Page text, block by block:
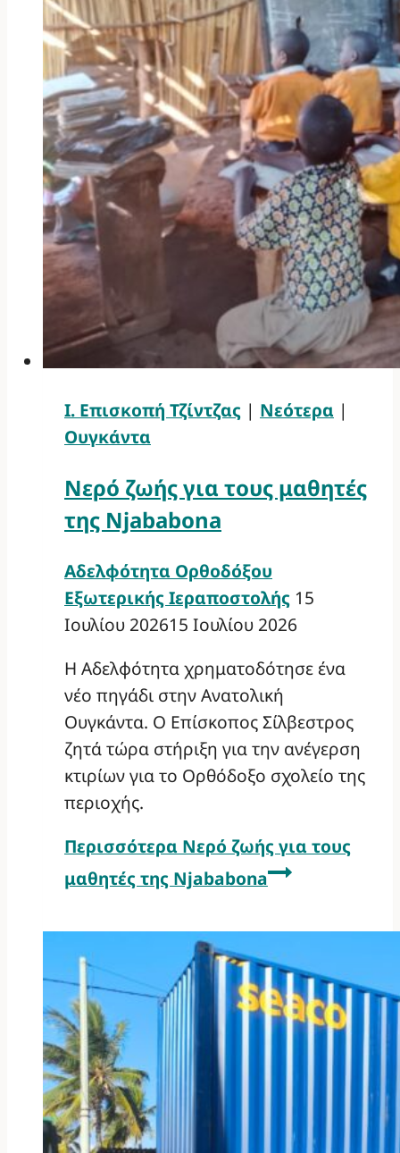
Ι. Επισκοπή Τζίντζας | Νεότερα |
Ουγκάντα
Νερό ζωής για τους μαθητές
της Njababona
Αδελφότητα Ορθοδόξου
Εξωτερικής Ιεραποστολής 15
Ιουλίου 202615 Ιουλίου 2026
Η Αδελφότητα χρηματοδότησε ένα
νέο πηγάδι στην Ανατολική
Ουγκάντα. Ο Επίσκοπος Σίλβεστρος
ζητά τώρα στήριξη για την ανέγερση
κτιρίων για το Ορθόδοξο σχολείο της
περιοχής.
Περισσότερα Νερό ζωής για τους
μαθητές της Njababona